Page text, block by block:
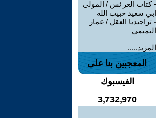
-كتاب العرائس / المولى
ابي سعيد حبيب الله
- تراجيديا العقل / عمار
التميمي
المزيد.....
المعجبين بنا على
الفيسبوك
3,732,970